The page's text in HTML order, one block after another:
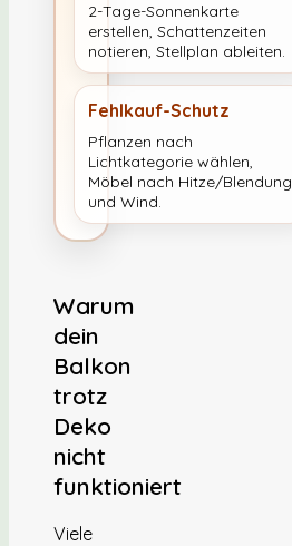
2-Tage-Sonnenkarte
erstellen, Schattenzeiten
notieren, Stellplan ableiten.
Fehlkauf-Schutz
Pflanzen nach
Lichtkategorie wählen,
Möbel nach Hitze/Blendung
und Wind.
Warum
dein
Balkon
trotz
Deko
nicht
funktioniert
Viele